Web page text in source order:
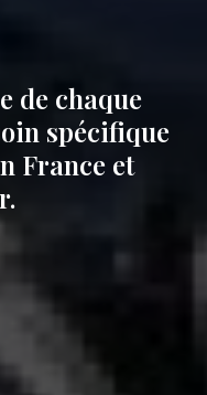
de chaque
spécifique
France et